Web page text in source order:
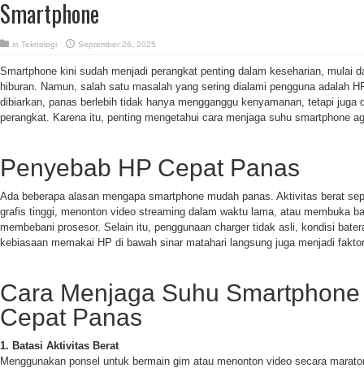
Smartphone
in Teknologi September 26, 2025
Smartphone kini sudah menjadi perangkat penting dalam keseharian, mulai
hiburan. Namun, salah satu masalah yang sering dialami pengguna adalah
dibiarkan, panas berlebih tidak hanya mengganggu kenyamanan, tetapi juga
perangkat. Karena itu, penting mengetahui cara menjaga suhu smartphone
Penyebab HP Cepat Panas
Ada beberapa alasan mengapa smartphone mudah panas. Aktivitas berat
grafis tinggi, menonton video streaming dalam waktu lama, atau membuka
membebani prosesor. Selain itu, penggunaan charger tidak asli, kondisi
kebiasaan memakai HP di bawah sinar matahari langsung juga menjadi
Cara Menjaga Suhu
Cepat Panas
1. Batasi Aktivitas Berat
Menggunakan ponsel untuk bermain gim atau menonton video secara